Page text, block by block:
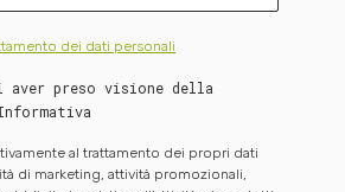
dei dati personali
aver preso visione della
al trattamento dei propri dati
di marketing, attività promozionali,